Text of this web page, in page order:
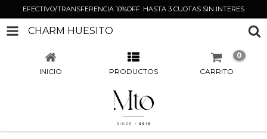
EFECTIVO/TRANSFERENCIA 10%OFF. HASTA 3 CUOTAS SIN INTERES
CHARM HUESITO
INICIO PRODUCTOS CARRITO
0